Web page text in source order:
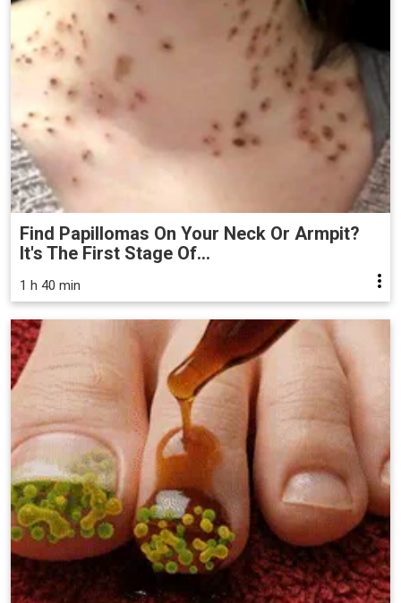
Find Papillomas On Your Neck Or Armpit?
It's The First Stage Of...
1 h 40 min